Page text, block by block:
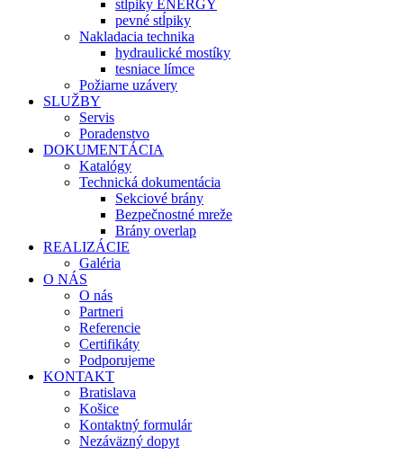
stĺpiky ENERGY
pevné stĺpiky
Nakladacia technika
hydraulické mostíky
tesniace límce
Požiarne uzávery
SLUŽBY
Servis
Poradenstvo
DOKUMENTÁCIA
Katalógy
Technická dokumentácia
Sekciové brány
Bezpečnostné mreže
Brány overlap
REALIZÁCIE
Galéria
O NÁS
O nás
Partneri
Referencie
Certifikáty
Podporujeme
KONTAKT
Bratislava
Košice
Kontaktný formulár
Nezáväzný dopyt